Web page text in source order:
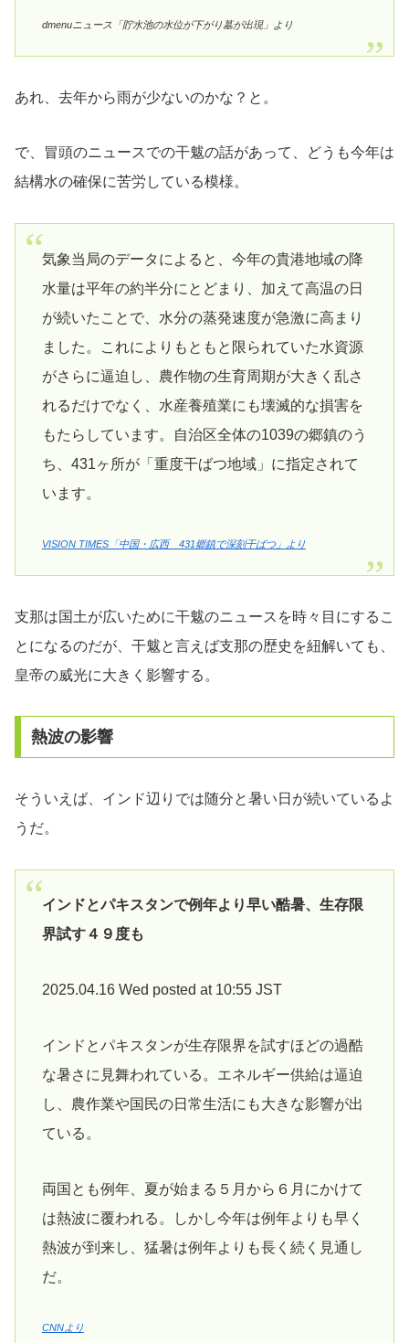
dmenuニュース「貯水池の水位が下がり墓が出現」より
あれ、去年から雨が少ないのかな？と。
で、冒頭のニュースでの干魃の話があって、どうも今年は
結構水の確保に苦労している模様。
気象当局のデータによると、今年の貴港地域の降
水量は平年の約半分にとどまり、加えて高温の日
が続いたことで、水分の蒸発速度が急激に高まり
ました。これによりもともと限られていた水資源
がさらに逼迫し、農作物の生育周期が大きく乱さ
れるだけでなく、水産養殖業にも壊滅的な損害を
もたらしています。自治区全体の1039の郷鎮のう
ち、431ヶ所が「重度干ばつ地域」に指定されて
います。
VISION TIMES「中国・広西 431郷鎮で深刻干ばつ」より
支那は国土が広いために干魃のニュースを時々目にするこ
とになるのだが、干魃と言えば支那の歴史を紐解いても、
皇帝の威光に大きく影響する。
熱波の影響
そういえば、インド辺りでは随分と暑い日が続いているよ
うだ。
インドとパキスタンで例年より早い酷暑、生存限
界試す４９度も
2025.04.16 Wed posted at 10:55 JST
インドとパキスタンが生存限界を試すほどの過酷
な暑さに見舞われている。エネルギー供給は逼迫
し、農作業や国民の日常生活にも大きな影響が出
ている。
両国とも例年、夏が始まる５月から６月にかけて
は熱波に覆われる。しかし今年は例年よりも早く
熱波が到来し、猛暑は例年よりも長く続く見通し
だ。
CNNより